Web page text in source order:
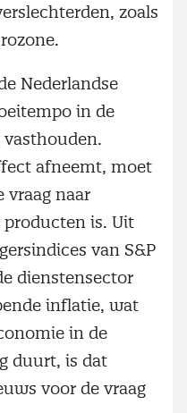
zoals
Nederlandse
in de
afneemt, moet
vraag naar
is. Uit
van S&P
dienstensector
inflatie, wat
in de
duurt, is dat
voor de vraag